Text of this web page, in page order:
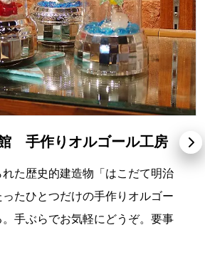
手作りオルゴール工房
た歴史的建造物「はこだて明治
たひとつだけの手作りオルゴー
手ぶらでお気軽にどうぞ。要事